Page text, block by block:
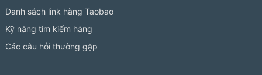
Danh sách link hàng Taobao
Kỹ năng tìm kiếm hàng
Các câu hỏi thường gặp